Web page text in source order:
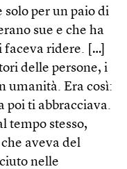
per un paio di
sue e che ha
faceva ridere. […]
delle persone, i
umanità. Era così:
poi ti abbracciava.
tempo stesso,
aveva del
nelle